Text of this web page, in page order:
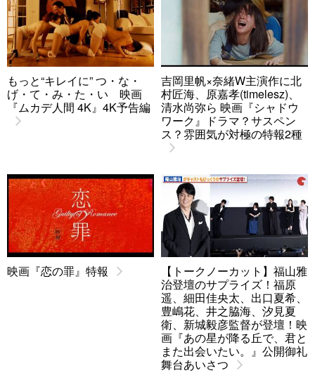
もっと“キレイに” つ・な・
げ・て・み・た・い 映画
『ムカデ人間 4K』4K予告編
吉岡里帆×奈緒W主演作に北
村匠海、原嘉孝(timelesz)、
清水尚弥ら 映画『シャドウ
ワーク』ドラマ？サスペン
ス？雰囲気が対極の特報2種
映画『恋の罪』特報
【トークノーカット】福山雅
治登壇のサプライズ！福原
遥、細田佳央太、出口夏希、
豊嶋花、井之脇海、汐見夏
衛、新城毅彦監督が登壇！映
画『あの星が降る丘で、君と
また出会いたい。』公開御礼
舞台あいさつ